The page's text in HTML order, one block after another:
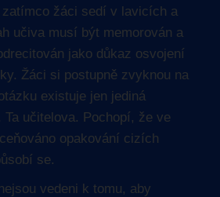
žáci sedí v lavicích a
učiva musí být memorován a
jako důkaz osvojení
Žáci si postupně zvyknou na
existuje jen jediná
Ta učitelova. Pochopí, že ve
opakování cizích
se.
vedeni k tomu, aby